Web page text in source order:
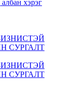
хэрэг
СУРГАЛТ
СУРГАЛТ